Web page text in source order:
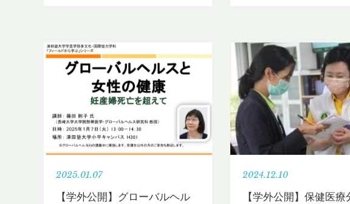
2025.01.07
【学外公開】グローバルヘル
2024.12.10
【学外公開】保健医療